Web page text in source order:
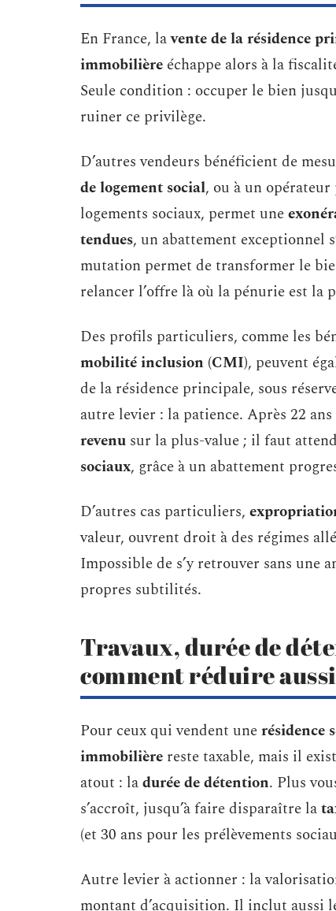
En France, lavente de la résidence
immobilière échappe alors à la
Seule condition : occuper le bien
ruiner ce privilège.
D’autres vendeurs bénéficient de
de logement social, ou à un
logements sociaux, permet une
tendues, un abattement exceptionnel
mutation permet de transformer le
relancer l’offre là où la pénurie est la
Des profils particuliers, comme les
mobilité inclusion (CMI), peuvent
de la résidence principale, sous
autre levier : la patience. Après 22
revenu sur la plus-value ; il faut
sociaux, grâce à un abattement
D’autres cas particuliers,
valeur, ouvrent droit à des régimes
Impossible de s’y retrouver sans une
propres subtilités.
Travaux, durée de
comment réduire
Pour ceux qui vendent unerésidence
immobilière reste taxable, mais il
atout : ladurée de détention. Plus
s’accroît, jusqu’à faire disparaître la
(et 30 ans pour les prélèvements
Autre levier à actionner : la
montant d’acquisition. Il inclut aussi